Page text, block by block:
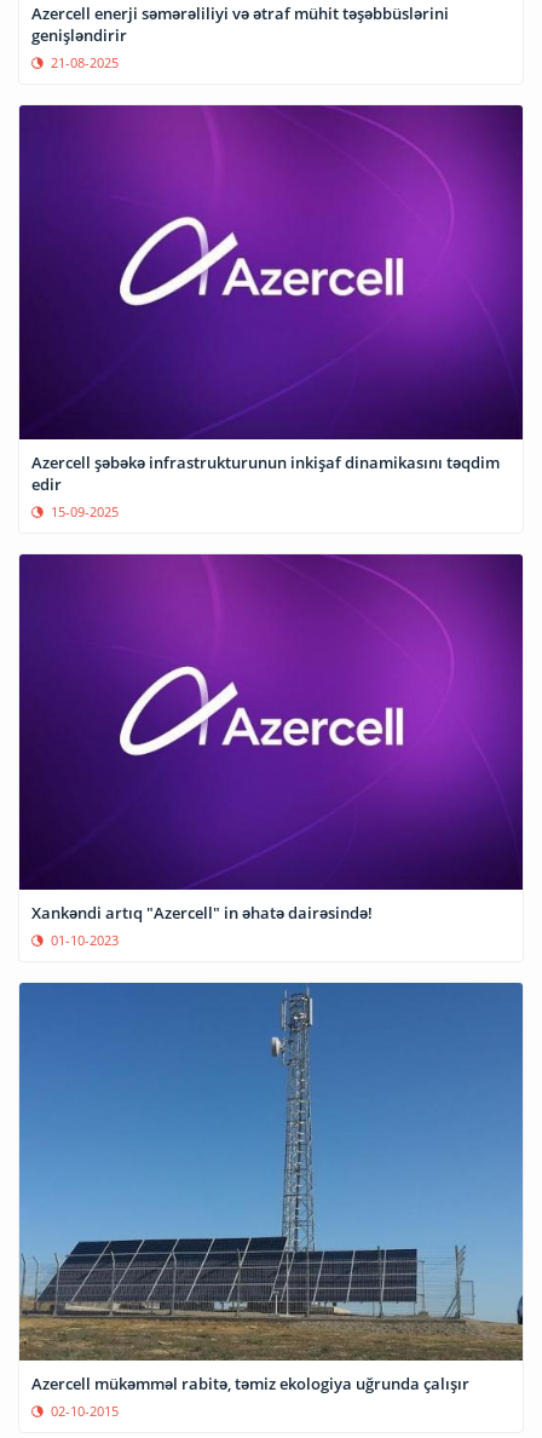
Azercell enerji səmərəliliyi və ətraf mühit təşəbbüslərini
genişləndirir
21-08-2025
Azercell şəbəkə infrastrukturunun inkişaf dinamikasını təqdim
edir
15-09-2025
Xankəndi artıq "Azercell" in əhatə dairəsində!
01-10-2023
Azercell mükəmməl rabitə, təmiz ekologiya uğrunda çalışır
02-10-2015